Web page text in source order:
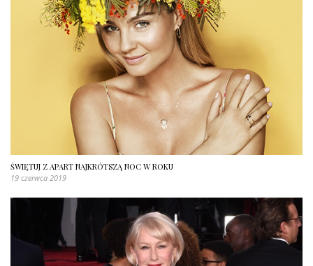
ŚWIĘTUJ Z APART NAJKRÓTSZĄ NOC W ROKU
19 czerwca 2019